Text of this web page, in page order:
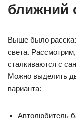
ближний
Выше было
света.
сталкиваются с
Можно выделить
варианта:
Автолюбитель